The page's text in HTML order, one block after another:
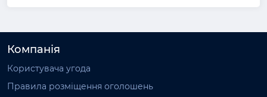
Компанія
Користувача угода
Правила розміщення оголошень